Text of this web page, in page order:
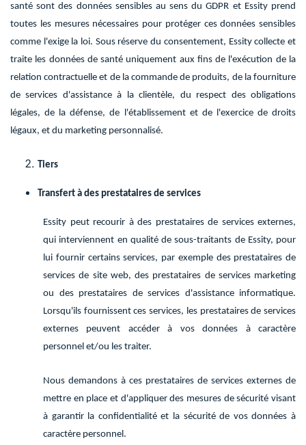
santé sont des données sensibles au sens du GDPR et Essity prend
toutes les mesures nécessaires pour protéger ces données sensibles
comme l'exige la loi. Sous réserve du consentement, Essity collecte et
traite les données de santé uniquement aux fins de l'exécution de la
relation contractuelle et de la commande de produits, de la fourniture
de services d'assistance à la clientèle, du respect des obligations
légales, de la défense, de l'établissement et de l'exercice de droits
légaux, et du marketing personnalisé.
Tiers
Transfert à des prestataires de services
Essity peut recourir à des prestataires de services externes,
qui interviennent en qualité de sous-traitants de Essity, pour
lui fournir certains services, par exemple des prestataires de
services de site web, des prestataires de services marketing
ou des prestataires de services d'assistance informatique.
Lorsqu'ils fournissent ces services, les prestataires de services
externes peuvent accéder à vos données à caractère
personnel et/ou les traiter.
Nous demandons à ces prestataires de services externes de
mettre en place et d'appliquer des mesures de sécurité visant
à garantir la confidentialité et la sécurité de vos données à
caractère personnel.